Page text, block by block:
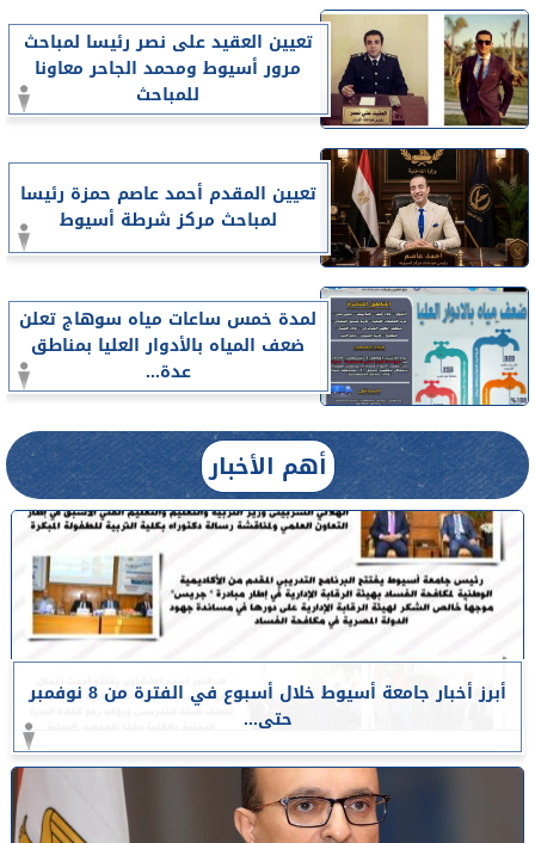
تعيين العقيد على نصر رئيسا لمباحث
مرور أسيوط ومحمد الجاحر معاونا
للمباحث
تعيين المقدم أحمد عاصم حمزة رئيسا
لمباحث مركز شرطة أسيوط
لمدة خمس ساعات مياه سوهاج تعلن
ضعف المياه بالأدوار العليا بمناطق
عدة...
أهم الأخبار
أبرز أخبار جامعة أسيوط خلال أسبوع في الفترة من 8 نوفمبر
حتى...